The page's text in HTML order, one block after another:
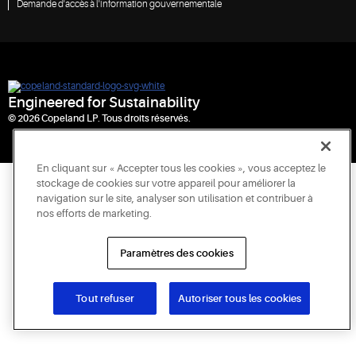
Demande d'accès à l'information gouvernementale
Engineered for Sustainability
© 2026 Copeland LP. Tous droits réservés.
En cliquant sur « Accepter tous les cookies », vous acceptez le
stockage de cookies sur votre appareil pour améliorer la
navigation sur le site, analyser son utilisation et contribuer à
nos efforts de marketing.
Paramètres des cookies
Tout refuser Autoriser tous les cookies